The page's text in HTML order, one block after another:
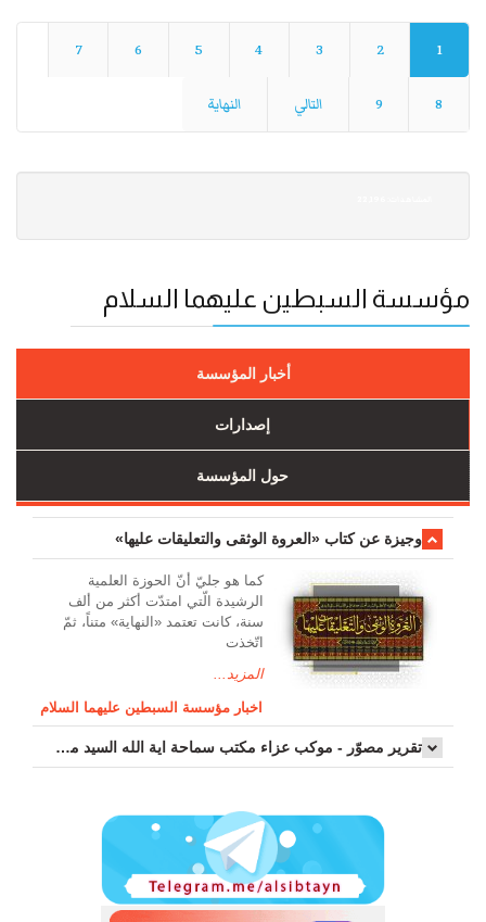
1
2
3
4
5
6
7
8
9 التالي النهاية
مؤسسة السبطين عليهما السلام
أخبار المؤسسة
إصدارات
حول المؤسسة
وجیزة عن کتاب «العروة الوثقی والتعلیقات علیها»
کما هو جليّ أنّ الحوزة العلمیة
الرشیدة الّتي امتدّت أكثر من ألف
سنة، كانت تعتمد «النهاية» متناً، ثمّ
اتّخذت
المزيد...
اخبار مؤسسة السبطين عليهما السلام
تقرير مصوّر - موكب عزاء مکتب سماحة اية الله السيد مرتضى الموسوي الاصفهاني في يوم إستشهاد السيدة فاطم...